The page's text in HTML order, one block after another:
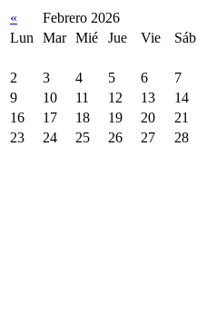
« Febrero 2026
Lun
Mar Mié Jue Vie Sáb
2
3 4 5 6 7
9
10 11 12 13 14
16
17 18 19 20 21
23
24 25 26 27 28